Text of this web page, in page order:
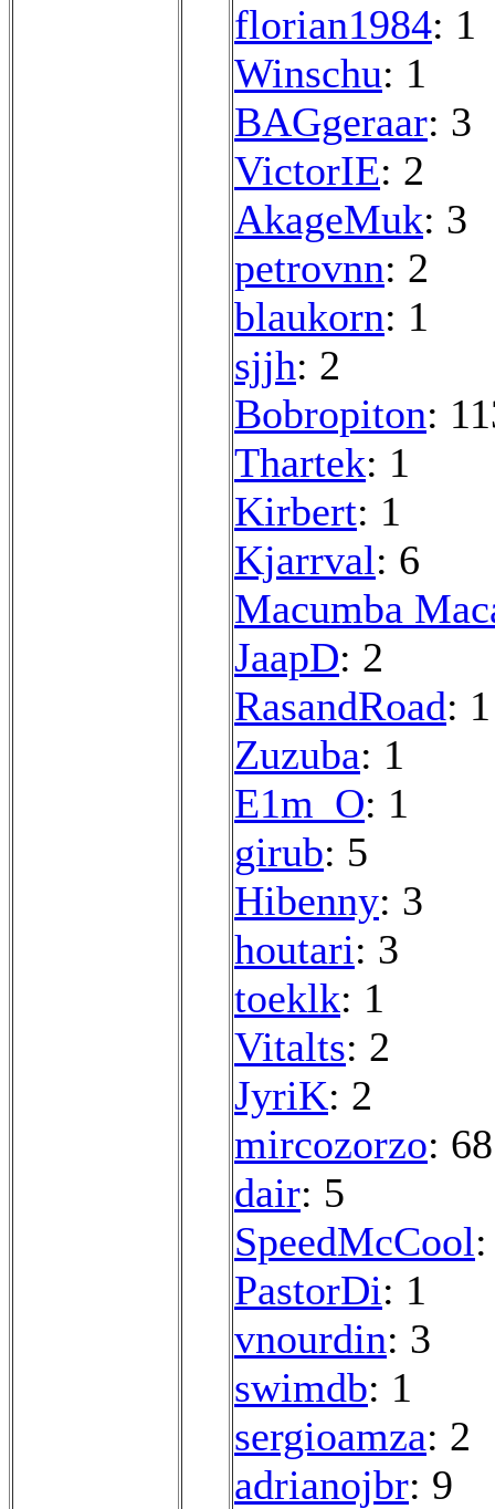
florian1984: 1
Winschu: 1
BAGgeraar: 3
VictorIE: 2
AkageMuk: 3
petrovnn: 2
blaukorn: 1
sjjh: 2
Bobropiton:
Thartek: 1
Kirbert: 1
Kjarrval: 6
Macumba
JaapD: 2
RasandRoad: 1
Zuzuba: 1
E1m_O: 1
girub: 5
Hibenny: 3
houtari: 3
toeklk: 1
Vitalts: 2
JyriK: 2
mircozorzo: 68
dair: 5
SpeedMcCool
PastorDi: 1
vnourdin: 3
swimdb: 1
sergioamza: 2
adrianojbr: 9